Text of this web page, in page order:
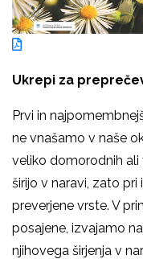
Ukrepi za
Prvi in
ne vnašamo v naše
veliko domorodnih ali
širijo v naravi, zato
preverjene vrste. V
posajene, izvajamo
njihovega širjenja v